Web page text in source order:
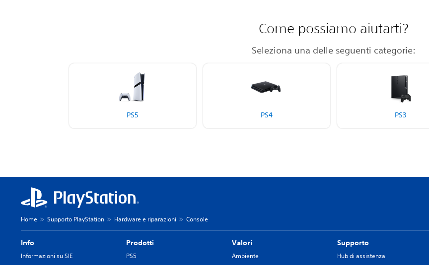
Come possiamo aiutarti?
Seleziona una delle seguenti categorie:
PS5 PS4 PS3
Home Supporto PlayStation Hardware e riparazioni Console
Info
Informazioni su SIE
Prodotti
PS5
Valori
Ambiente
Supporto
Hub di assistenza